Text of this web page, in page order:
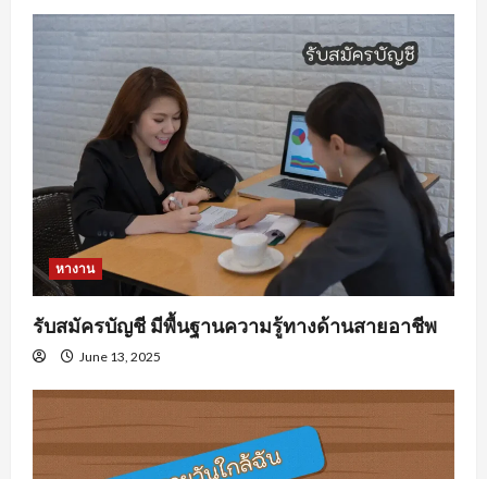
หางาน
รับสมัครบัญชี มีพื้นฐานความรู้ทางด้านสายอาชีพ
June 13, 2025